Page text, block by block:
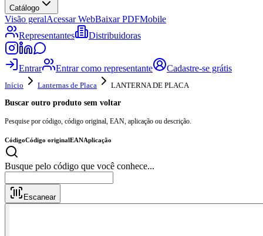
Catálogo
Visão geralAcessar WebBaixar PDFMobile
Representantes
Distribuidoras
Entrar Entrar como representante Cadastre-se grátis
Início Lanternas de Placa
LANTERNA DE PLACA
Buscar outro produto sem voltar
Pesquise por código, código original, EAN, aplicação ou descrição.
CódigoCódigo originalEANAplicação
Busque pelo código que você conhece..
Escanear